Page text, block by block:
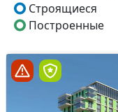
Строящиеся
Построенные